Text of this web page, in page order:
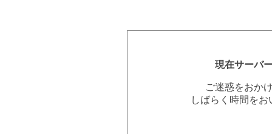
現在サーバ
ご迷惑をおか
しばらく時間を